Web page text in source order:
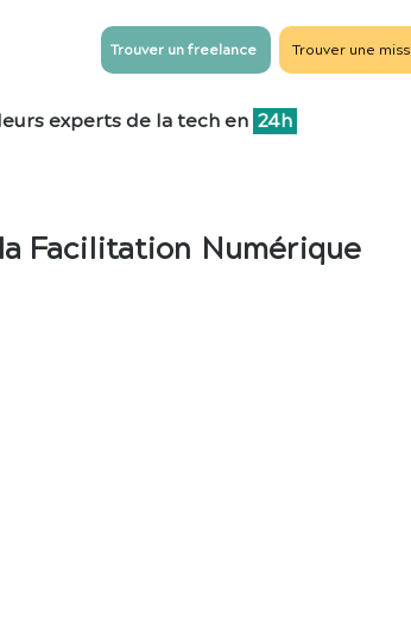
Trouver un freelance Trouver une
experts de la tech en 24h
Facilitation Numérique